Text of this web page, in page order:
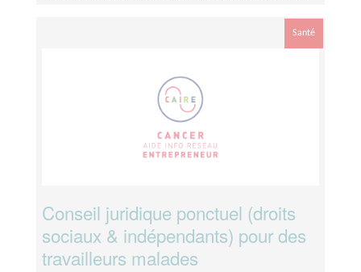
Santé
Conseil juridique ponctuel (droits
sociaux & indépendants) pour des
travailleurs malades